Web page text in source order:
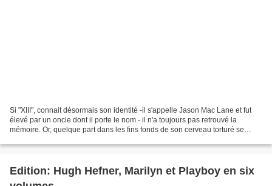
Si "XIII", connait désormais son identité -il s'appelle Jason Mac Lane et fut
élevé par un oncle dont il porte le nom - il n'a toujours pas retrouvé la
mémoire. Or, quelque part dans les fins fonds de son cerveau torturé se
Edition: Hugh Hefner, Marilyn et Playboy en six